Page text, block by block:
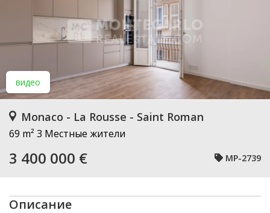
видео
Monaco - La Rousse - Saint Roman
69 m² 3 Местные жители
3 400 000 € MP-2739
Описание